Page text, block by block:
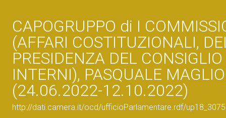
CAPOGRUPPO di I
(AFFARI COSTITUZIONALI,
PRESIDENZA DEL CONSIGLIO
INTERNI), PASQUALE
(24.06.2022-12.10.2022)
http://dati.camera.it/ocd/ufficioParlamentare.rdf/